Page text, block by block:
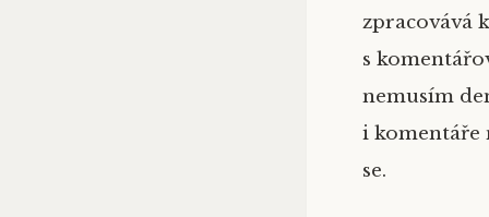
zpracovává
s
nemusím
i komentáře
se.